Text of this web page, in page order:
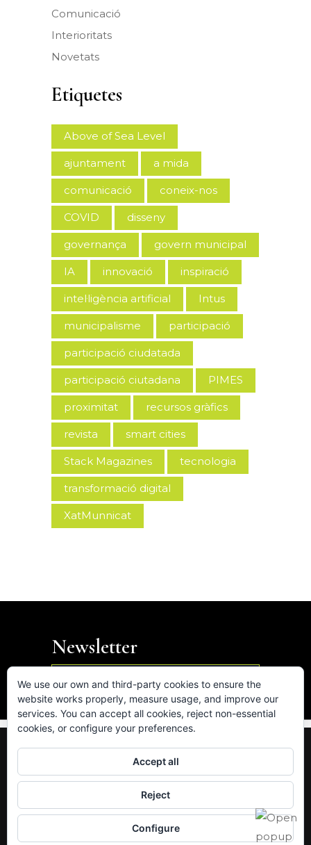
Comunicació
Interioritats
Novetats
Etiquetes
Above of Sea Level
ajuntament a mida
comunicació coneix-nos
COVID disseny
governança govern municipal
IA innovació inspiració
intel·ligència artificial Intus
municipalisme participació
participació ciudatada
participació ciutadana PIMES
proximitat recursos gràfics
revista smart cities
Stack Magazines tecnologia
transformació digital
XatMunnicat
Newsletter

IN.
Av. de les Corts Catalanes 5-7, 08731 Sant Cugat
del Vallès (Barcelona)
hola@intus.cat· Tel. 93.545.87.75
We use our own and third-party cookies to ensure the
website works properly, measure usage, and improve our
services. You can accept all cookies, reject non-essential
cookies, or configure your preferences.
Accept all
Reject
Configure